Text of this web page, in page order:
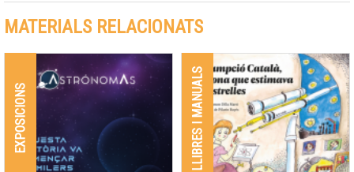
MATERIALS RELACIONATS
EXPOSICIONS LLIBRES I MANUALS